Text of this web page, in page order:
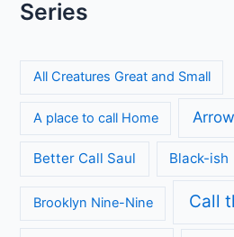
Series
All Creatures Great and Small
A place to call Home Arrow
Better Call Saul Black-ish
Brooklyn Nine-Nine Call